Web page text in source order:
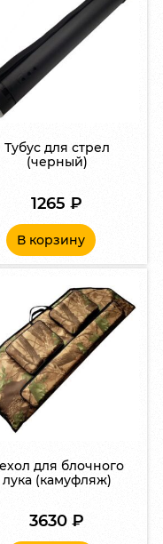
Тубус для стрел
(черный)
1265₽
В корзину
для блочного
лука (камуфляж)
3630₽